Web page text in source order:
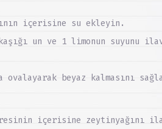
içerisine su ekleyin.
un ve 1 limonun suyunu
beyaz kalmasını
içerisine zeytinyağını